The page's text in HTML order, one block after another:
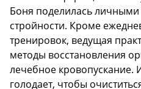
Боня поделилась
стройности. Кроме
тренировок, ведущая
методы восстановления
лечебное кровопускание.
голодает, чтобы